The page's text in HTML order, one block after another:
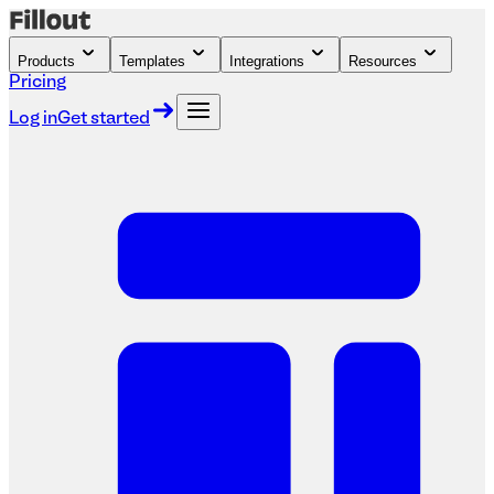
Products Templates Integrations Resources
Pricing
Log inGet started